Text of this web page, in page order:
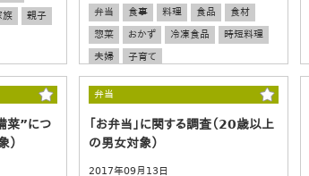
族 親子 弁当 食事 料理 食品
食材
惣菜
おかず 冷凍食品
時短料理
夫婦
子育て
菜”につ
）
弁当
「お弁当」に関する調査（20歳以上
の男女対象）
2017年09月13日